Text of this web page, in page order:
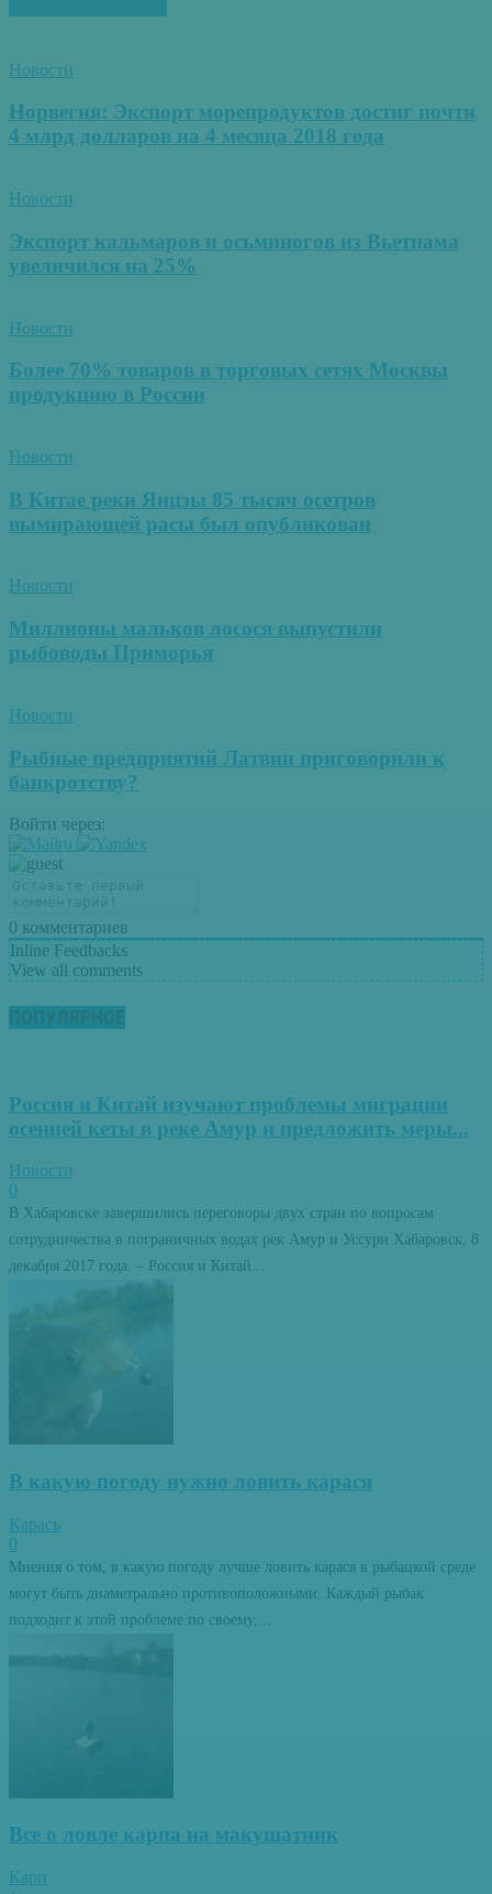
Новости
Норвегия: Экспорт морепродуктов достиг почти
4 млрд долларов на 4 месяца 2018 года
Новости
Экспорт кальмаров и осьминогов из Вьетнама
увеличился на 25%
Новости
Более 70% товаров в торговых сетях Москвы
продукцию в России
Новости
В Китае реки Янцзы 85 тысяч осетров
вымирающей расы был опубликован
Новости
Миллионы мальков лосося выпустили
рыбоводы Приморья
Новости
Рыбные предприятий Латвии приговорили к
банкротству?
Войти через:
0 комментариев
Inline Feedbacks
View all comments
ПОПУЛЯРНОЕ
Россия и Китай изучают проблемы миграции
осенней кеты в реке Амур и предложить меры...
Новости
0
В Хабаровске завершились переговоры двух стран по вопросам
сотрудничества в пограничных водах рек Амур и Уссури Хабаровск, 8
декабря 2017 года. – Россия и Китай...
В какую погоду нужно ловить карася
Карась
0
Мнения о том, в какую погоду лучше ловить карася в рыбацкой среде
могут быть диаметрально противоположными. Каждый рыбак
подходит к этой проблеме по своему,...
Все о ловле карпа на макушатник
Карп